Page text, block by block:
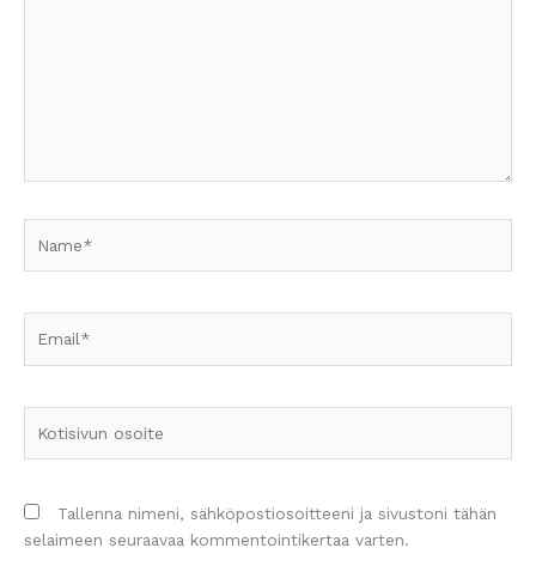
osoite
Tallenna nimeni, sähköpostiosoitteeni ja sivustoni tähän
selaimeen seuraavaa kommentointikertaa varten.